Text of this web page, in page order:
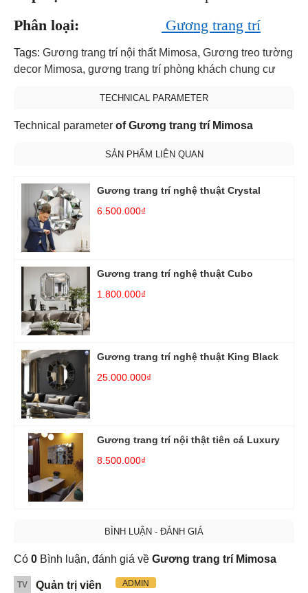
Phân loại:
Gương trang trí
Tags: Gương trang trí nội thất Mimosa, Gương treo tường
decor Mimosa, gương trang trí phòng khách chung cư
TECHNICAL PARAMETER
Technical parameter of Gương trang trí Mimosa
SẢN PHẨM LIÊN QUAN
Gương trang trí nghệ thuật Crystal
6.500.000₫
Gương trang trí nghệ thuật Cubo
1.800.000₫
Gương trang trí nghệ thuật King Black
25.000.000₫
Gương trang trí nội thật tiên cá Luxury
8.500.000₫
BÌNH LUẬN - ĐÁNH GIÁ
Có 0 Bình luận, đánh giá về Gương trang trí Mimosa
TV Quản trị viên ADMIN